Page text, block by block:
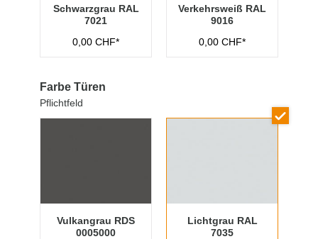
Schwarzgrau RAL
7021
0,00 CHF*
Verkehrsweiß RAL
9016
0,00 CHF*
Farbe Türen
Pflichtfeld
Vulkangrau RDS
0005000
Lichtgrau RAL
7035